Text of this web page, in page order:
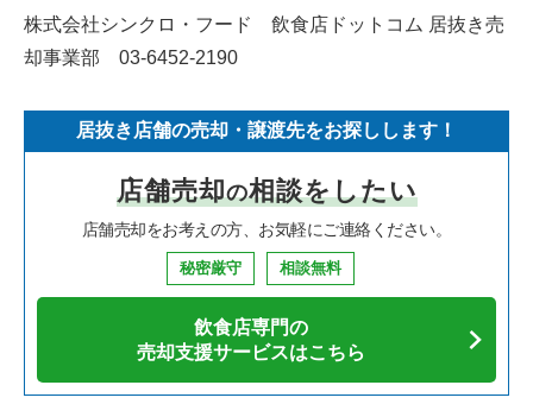
株式会社シンクロ・フード 飲食店ドットコム 居抜き売
却事業部 03-6452-2190
居抜き店舗の売却・譲渡先をお探しします！
店舗売却の相談をしたい
店舗売却をお考えの方、お気軽にご連絡ください。
秘密厳守 相談無料
飲食店専門の
売却支援サービスはこちら